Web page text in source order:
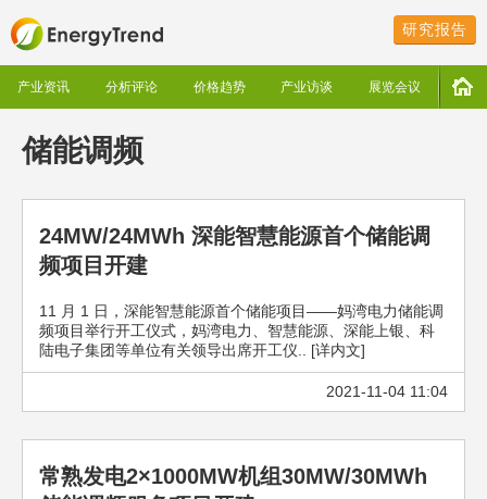
研究报告
产业资讯 分析评论 价格趋势 产业访谈 展览会议
储能调频
24MW/24MWh 深能智慧能源首个储能调
频项目开建
11 月 1 日，深能智慧能源首个储能项目——妈湾电力储能调
频项目举行开工仪式，妈湾电力、智慧能源、深能上银、科
陆电子集团等单位有关领导出席开工仪.. [详内文]
2021-11-04 11:04
常熟发电2×1000MW机组30MW/30MWh